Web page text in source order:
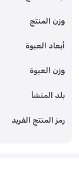
الأسئلة الشائعة:
س: هل يصعب نقل
ج: على الإطلاق.
س: ما هي المواد
ج: مغطاة بقماش قطني
ج: الكرسي مزود
وزن المنتج
أبعاد العبوة
وزن العبوة
بلد المنشأ
رمز المنتج الفريد